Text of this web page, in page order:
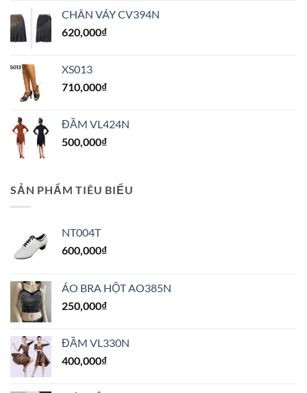
CHÂN VÁY CV394N
620,000₫
XS013
710,000₫
ĐẦM VL424N
500,000₫
SẢN PHẨM TIÊU BIỂU
NT004T
600,000₫
ÁO BRA HỘT AO385N
250,000₫
ĐẦM VL330N
400,000₫